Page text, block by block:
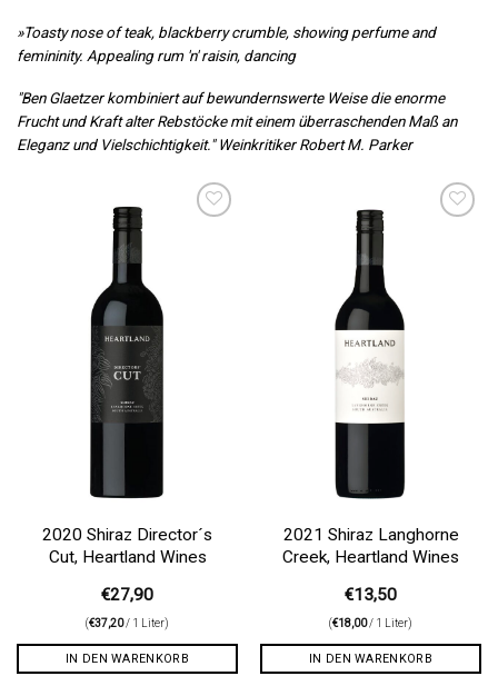
»Toasty nose of teak, blackberry crumble, showing perfume and
femininity. Appealing rum 'n' raisin, dancing
"Ben Glaetzer kombiniert auf bewundernswerte Weise die enorme
Frucht und Kraft alter Rebstöcke mit einem überraschenden Maß an
Eleganz und Vielschichtigkeit." Weinkritiker Robert M. Parker
2020 Shiraz Director´s
Cut, Heartland Wines
€27,90
(€37,20/ 1 Liter)
IN DEN WARENKORB
2021 Shiraz Langhorne
Creek, Heartland Wines
€13,50
(€18,00/ 1 Liter)
IN DEN WARENKORB